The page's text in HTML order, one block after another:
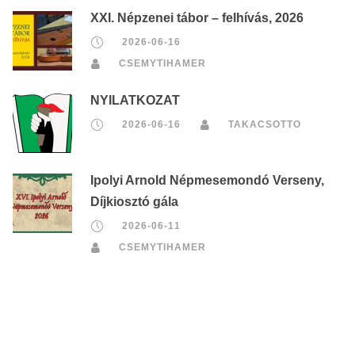
XXI. Népzenei tábor – felhívás, 2026
2026-06-16
CSEMYTIHAMER
NYILATKOZAT
2026-06-16 TAKACSOTTO
Ipolyi Arnold Népmesemondó Verseny,
Díjkiosztó gála
2026-06-11
CSEMYTIHAMER